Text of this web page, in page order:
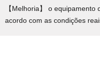
【Melhoria】 o
acordo com as condições